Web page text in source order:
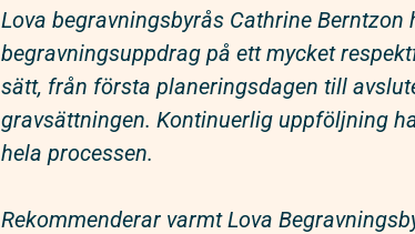
Lova begravningsbyrås Cathrine Berntzon
begravningsuppdrag på ett mycket
sätt, från första planeringsdagen till
gravsättningen. Kontinuerlig uppföljning
hela processen.
Rekommenderar varmt Lova